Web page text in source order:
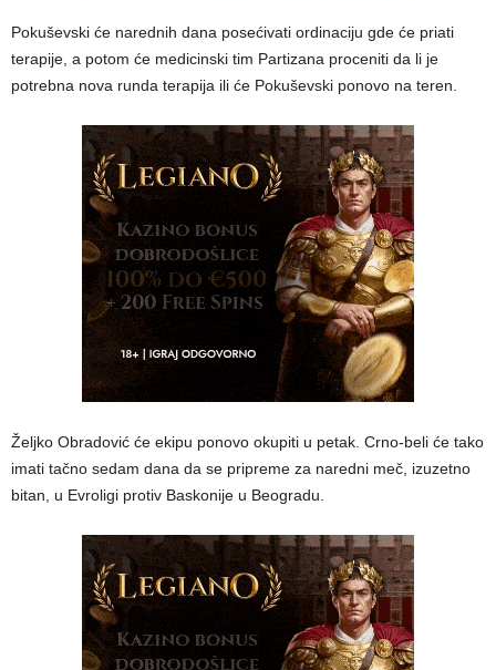
Pokuševski će narednih dana posećivati ordinaciju gde će priati
terapije, a potom će medicinski tim Partizana proceniti da li je
potrebna nova runda terapija ili će Pokuševski ponovo na teren.
Željko Obradović će ekipu ponovo okupiti u petak. Crno-beli će tako
imati tačno sedam dana da se pripreme za naredni meč, izuzetno
bitan, u Evroligi protiv Baskonije u Beogradu.